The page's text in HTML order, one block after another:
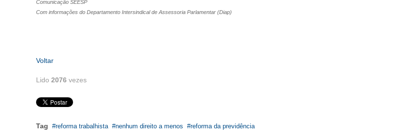
Comunicação SEESP
Com informações do Departamento Intersindical de Assessoria Parlamentar (Diap)
Voltar
Lido 2076 vezes
Tag reforma trabalhista nenhum direito a menos reforma da previdência